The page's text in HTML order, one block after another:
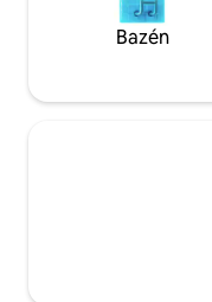
Bazén